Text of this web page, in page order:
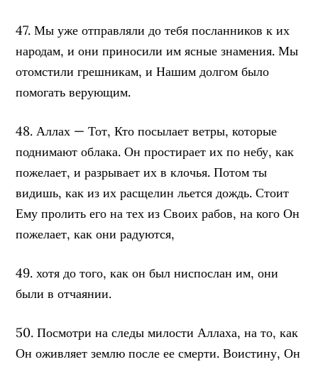
47. Мы уже отправляли до тебя посланников к их
народам, и они приносили им ясные знамения. Мы
отомстили грешникам, и Нашим долгом было
помогать верующим.
48. Аллах — Тот, Кто посылает ветры, которые
поднимают облака. Он простирает их по небу, как
пожелает, и разрывает их в клочья. Потом ты
видишь, как из их расщелин льется дождь. Стоит
Ему пролить его на тех из Своих рабов, на кого Он
пожелает, как они радуются,
49. хотя до того, как он был ниспослан им, они
были в отчаянии.
50. Посмотри на следы милости Аллаха, на то, как
Он оживляет землю после ее смерти. Воистину, Он